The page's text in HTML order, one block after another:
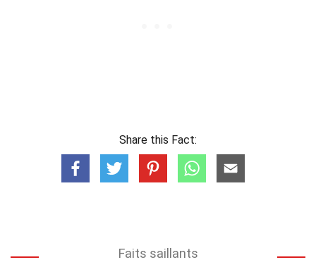
Share this Fact:
Faits saillants